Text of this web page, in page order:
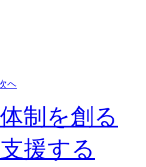
ヘ
制を創る
援する